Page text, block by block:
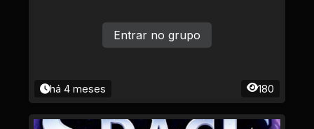
há 4 meses 180
Entrar no grupo